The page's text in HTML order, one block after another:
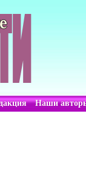
Наши